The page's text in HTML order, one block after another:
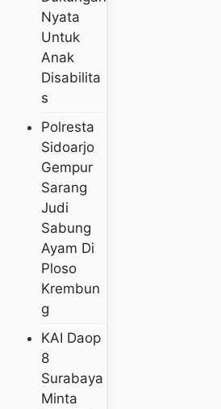
Nyata
Untuk
Anak
Disabilita
S
Polresta
Sidoarjo
Gempur
Sarang
Judi
Sabung
Ayam Di
Ploso
Krembun
G
KAI Daop
8
Surabaya
Minta